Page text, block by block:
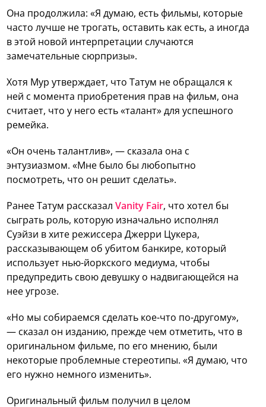
Она продолжила: «Я думаю, есть фильмы, которые
часто лучше не трогать, оставить как есть, а иногда
в этой новой интерпретации случаются
замечательные сюрпризы».
Хотя Мур утверждает, что Татум не обращался к
ней с момента приобретения прав на фильм, она
считает, что у него есть «талант» для успешного
ремейка.
«Он очень талантлив», — сказала она с
энтузиазмом. «Мне было бы любопытно
посмотреть, что он решит сделать».
Ранее Татум рассказалVanity Fair, что хотел бы
сыграть роль, которую изначально исполнял
Суэйзи в хите режиссера Джерри Цукера,
рассказывающем об убитом банкире, который
использует нью-йоркского медиума, чтобы
предупредить свою девушку о надвигающейся на
нее угрозе.
«Но мы собираемся сделать кое-что по-другому»,
— сказал он изданию, прежде чем отметить, что в
оригинальном фильме, по его мнению, были
некоторые проблемные стереотипы. «Я думаю, что
его нужно немного изменить».
Оригинальный фильм получил в целом